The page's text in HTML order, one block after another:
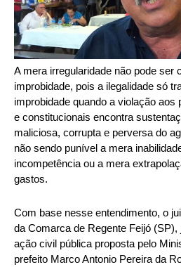
A mera irregularidade não pode ser
improbidade, pois a ilegalidade só
improbidade quando a violação
e constitucionais encontra
maliciosa, corrupta e perversa do
não sendo punível a mera
incompetência ou a mera
gastos.
Com base nesse entendimento, o
da Comarca de Regente Feijó
ação civil pública proposta pelo
prefeito Marco Antonio Pereira da